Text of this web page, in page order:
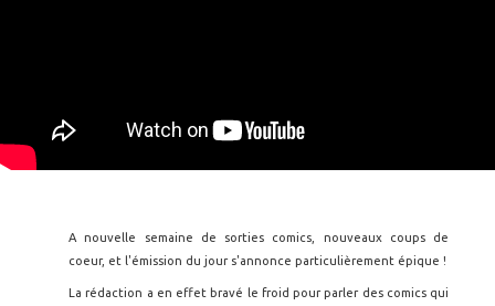
A nouvelle semaine de sorties comics, nouveaux coups de
coeur, et l'émission du jour s'annonce particulièrement épique !
La rédaction a en effet bravé le froid pour parler des comics qui